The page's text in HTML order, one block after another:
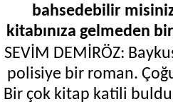
bahsedebilir
kitabınıza gelmeden
SEVİM DEMİRÖZ:
polisiye bir roman.
Bir çok kitap katili